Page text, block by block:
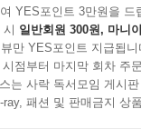
YES포인트 3만원을 드
일반회원 300원, 마니
만 YES포인트 지급됩니
점부터 마지막 회차 주
는 사락 독서모임 게시
패션 및 판매금지 상